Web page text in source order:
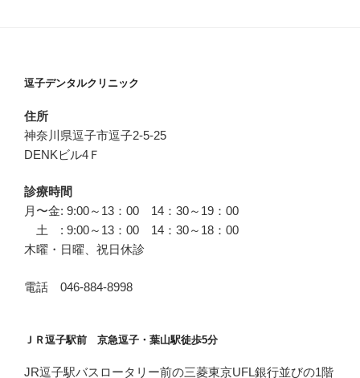
逗子デンタルクリニック
住所
神奈川県逗子市逗子2-5-25
DENKビル4Ｆ
診療時間
月〜金: 9:00～13：00 14：30～19：00
土 : 9:00～13：00 14：30～18：00
木曜・日曜、祝日休診
電話 046-884-8998
ＪＲ逗子駅前 京急逗子・葉山駅徒歩5分
JR逗子駅バスロータリー前の三菱東京UFL銀行並びの1階